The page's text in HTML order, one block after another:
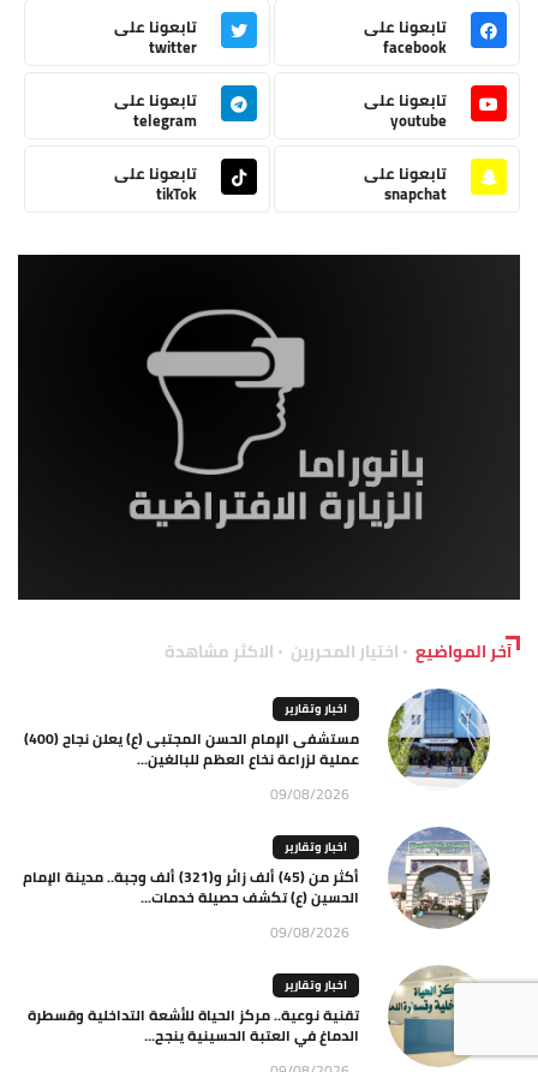
تابعونا على
facebook
تابعونا على
twitter
تابعونا على
youtube
تابعونا على
telegram
تابعونا على
snapchat
تابعونا على
tikTok
آخر المواضيع اختيار المحررين الاكثر مشاهدة
اخبار وتقارير
مستشفى الإمام الحسن المجتبى (ع) يعلن نجاح (400)
عملية لزراعة نخاع العظم للبالغين...
09/08/2026
اخبار وتقارير
أكثر من (45) ألف زائر و(321) ألف وجبة.. مدينة الإمام
الحسين (ع) تكشف حصيلة خدمات...
09/08/2026
اخبار وتقارير
تقنية نوعية.. مركز الحياة للأشعة التداخلية وقسطرة
الدماغ في العتبة الحسينية ينجح...